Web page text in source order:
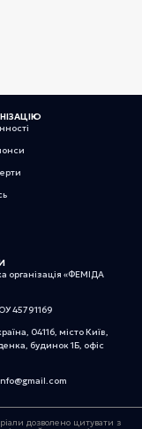
організація «ФЕМІДА
45791169
04116, місто Київ,
будинок 1Б, офіс
дозволено цитувати з